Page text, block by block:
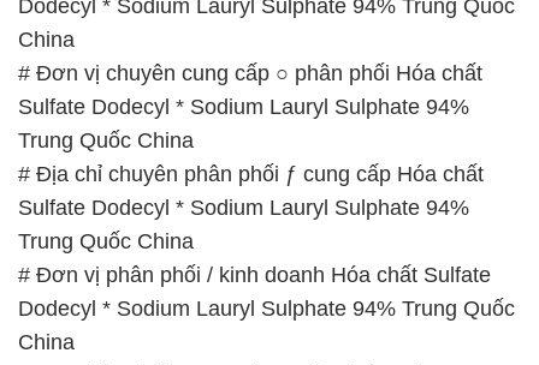
Dodecyl * Sodium Lauryl Sulphate 94% Trung Quốc
China
# Cty phân phối π cung ứng Hóa chất Sulfate
Dodecyl * Sodium Lauryl Sulphate 94% Trung Quốc
China
# Công ty cung ứng ■ phân phối Hóa chất Sulfate
Dodecyl * Sodium Lauryl Sulphate 94% Trung Quốc
China
# Nhà phân phối Ω cung cấp Hóa chất Sulfate
Dodecyl * Sodium Lauryl Sulphate 94% Trung Quốc
China